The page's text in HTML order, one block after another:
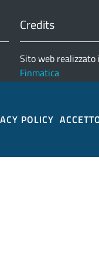
Credits
Sito web realizzato
Finmatica
POLICY